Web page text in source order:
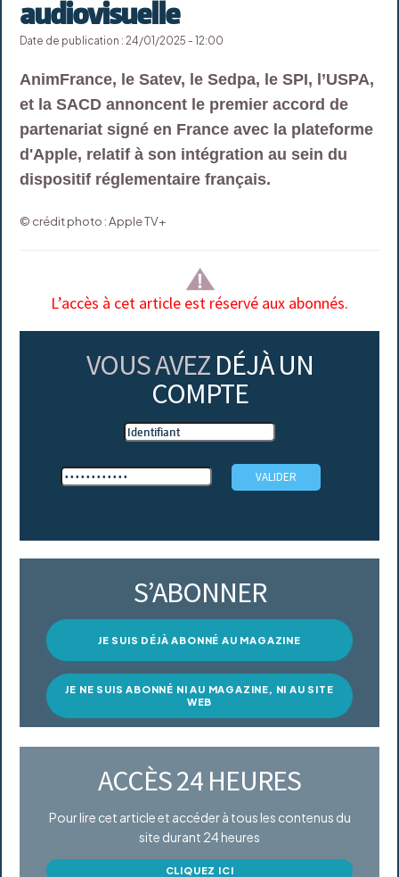
audiovisuelle
Date de publication : 24/01/2025 - 12:00
AnimFrance, le Satev, le Sedpa, le SPI, l’USPA,
et la SACD annoncent le premier accord de
partenariat signé en France avec la plateforme
d'Apple, relatif à son intégration au sein du
dispositif réglementaire français.
© crédit photo : Apple TV+
L’accès à cet article est réservé aux abonnés.
VOUS AVEZ DÉJÀ UN
COMPTE
S’ABONNER
JE SUIS DÉJÀ ABONNÉ AU MAGAZINE
JE NE SUIS ABONNÉ NI AU MAGAZINE, NI AU SITE
WEB
ACCÈS 24 HEURES
Pour lire cet article et accéder à tous les contenus du
site durant 24 heures
CLIQUEZ ICI